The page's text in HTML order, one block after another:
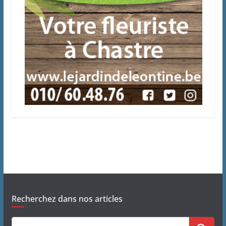
Recherchez dans nos articles